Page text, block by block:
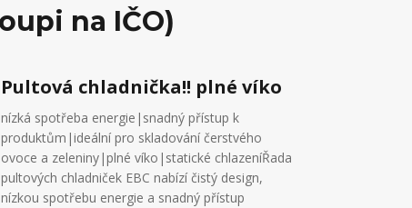
na IČO)
Pultová chladnička!! plné víko
nízká spotřeba energie|snadný přístup k
produktům|ideální pro skladování čerstvého
ovoce a zeleniny|plné víko|statické chlazeníŘada
pultových chladniček EBC nabízí čistý design,
nízkou spotřebu energie a snadný přístup